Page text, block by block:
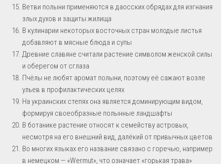
Ветви полыни применяются в даосских обрядах для изгнания
злых духов и защиты жилища
В кулинарии некоторых восточных стран молодые листья
добавляют в мясные блюда и супы
Древние славяне считали растение символом женской силы
и оберегом от сглаза
Пчёлы не любят аромат полыни, поэтому её сажают возле
ульев в профилактических целях
На украинских степях она является доминирующим видом,
формируя своеобразные полынные ландшафты
В ботанике растение относят к семейству астровых,
несмотря на его внешний вид, далёкий от привычных цветов
Во многих языках его название связано с горечью, например
в немецком — «Wermut», что означает «горькая трава»